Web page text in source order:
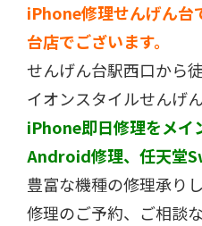
iPhone修理せんげん台
台店でございます。
せんげん台駅西口から
イオンスタイルせんげ
iPhone即日修理をメイ
Android修理、任天堂
豊富な機種の修理承り
修理のご予約、ご相談